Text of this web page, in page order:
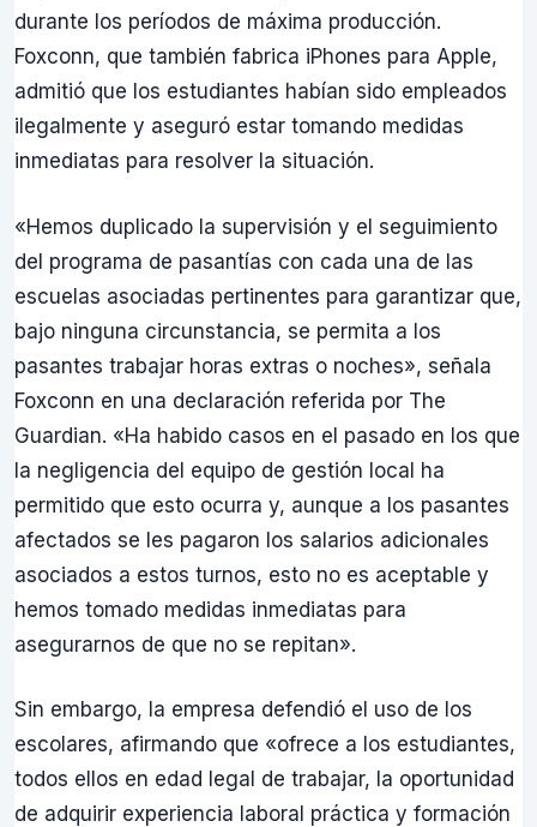
durante los períodos de máxima producción.
Foxconn, que también fabrica iPhones para Apple,
admitió que los estudiantes habían sido empleados
ilegalmente y aseguró estar tomando medidas
inmediatas para resolver la situación.
«Hemos duplicado la supervisión y el seguimiento
del programa de pasantías con cada una de las
escuelas asociadas pertinentes para garantizar que,
bajo ninguna circunstancia, se permita a los
pasantes trabajar horas extras o noches», señala
Foxconn en una declaración referida por The
Guardian. «Ha habido casos en el pasado en los que
la negligencia del equipo de gestión local ha
permitido que esto ocurra y, aunque a los pasantes
afectados se les pagaron los salarios adicionales
asociados a estos turnos, esto no es aceptable y
hemos tomado medidas inmediatas para
asegurarnos de que no se repitan».
Sin embargo, la empresa defendió el uso de los
escolares, afirmando que «ofrece a los estudiantes,
todos ellos en edad legal de trabajar, la oportunidad
de adquirir experiencia laboral práctica y formación